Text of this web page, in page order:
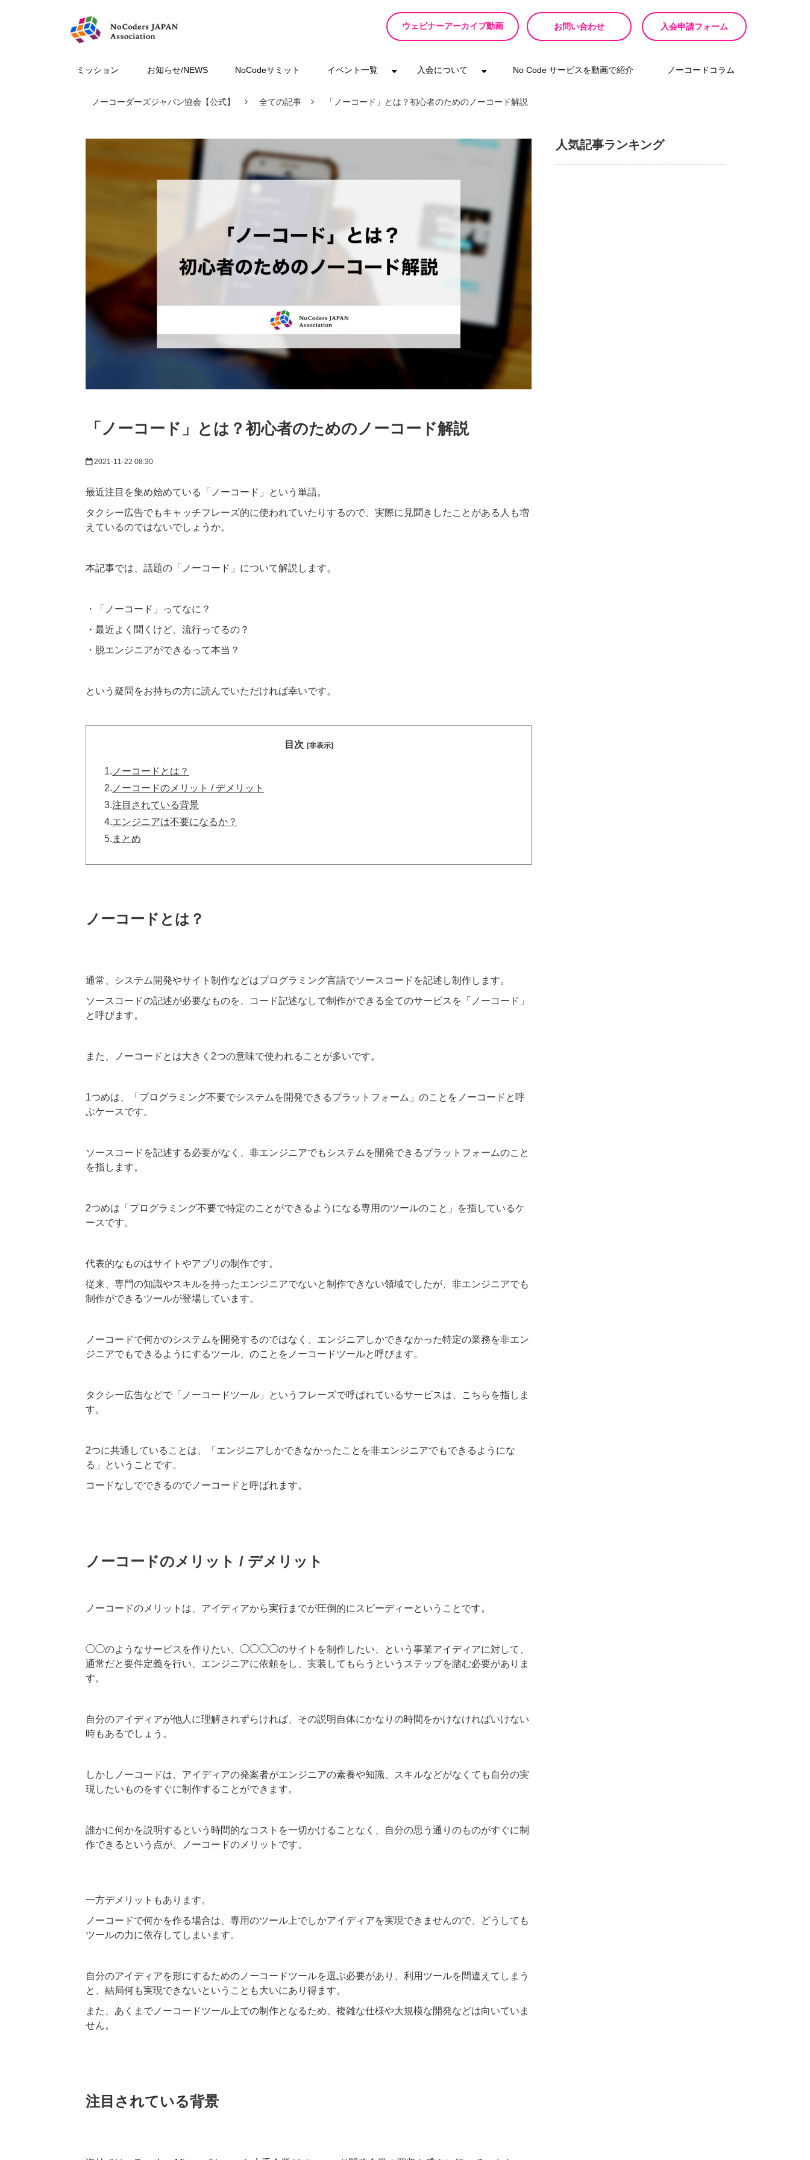
ウェビナーアーカイブ動画 お問い合わせ 入会申請フォーム
ミッション お知らせ/NEWS NoCodeサミット イベント一覧 入会について No Code サービスを動画で紹介 ノーコードコラム
ノーコーダーズジャパン協会【公式】 全ての記事 「ノーコード」とは？初心者のためのノーコード解説
「ノーコード」とは？初心者のためのノーコード解説
2021-11-22 08:30
最近注目を集め始めている「ノーコード」という単語。
タクシー広告でもキャッチフレーズ的に使われていたりするので、実際に見聞きしたことがある人も増
えているのではないでしょうか。
本記事では、話題の「ノーコード」について解説します。
・「ノーコード」ってなに？
・最近よく聞くけど、流行ってるの？
・脱エンジニアができるって本当？
という疑問をお持ちの方に読んでいただければ幸いです。
目次 [非表示]
1. ノーコードとは？
2. ノーコードのメリット / デメリット
3.注目されている背景
4.エンジニアは不要になるか？
5. まとめ
ノーコードとは？
通常、システム開発やサイト制作などはプログラミング言語でソースコードを記述し制作します。
ソースコードの記述が必要なものを、コード記述なしで制作ができる全てのサービスを「ノーコード」
と呼びます。
また、ノーコードとは大きく2つの意味で使われることが多いです。
1つめは、「プログラミング不要でシステムを開発できるプラットフォーム」のことをノーコードと呼
ぶケースです。
ソースコードを記述する必要がなく、非エンジニアでもシステムを開発できるプラットフォームのこと
を指します。
2つめは「プログラミング不要で特定のことができるようになる専用のツールのこと」を指しているケ
ースです。
代表的なものはサイトやアプリの制作です。
従来、専門の知識やスキルを持ったエンジニアでないと制作できない領域でしたが、非エンジニアでも
制作ができるツールが登場しています。
ノーコードで何かのシステムを開発するのではなく、エンジニアしかできなかった特定の業務を非エン
ジニアでもできるようにするツール、のことをノーコードツールと呼びます。
タクシー広告などで「ノーコードツール」というフレーズで呼ばれているサービスは、こちらを指しま
す。
2つに共通していることは、「エンジニアしかできなかったことを非エンジニアでもできるようにな
る」ということです。
コードなしでできるのでノーコードと呼ばれます。
ノーコードのメリット / デメリット
ノーコードのメリットは、アイディアから実行までが圧倒的にスピーディーということです。
◯◯のようなサービスを作りたい、◯◯◯◯のサイトを制作したい、という事業アイディアに対して、
通常だと要件定義を行い、エンジニアに依頼をし、実装してもらうというステップを踏む必要がありま
す。
自分のアイディアが他人に理解されずらければ、その説明自体にかなりの時間をかけなければいけない
時もあるでしょう。
しかしノーコードは、アイディアの発案者がエンジニアの素養や知識、スキルなどがなくても自分の実
現したいものをすぐに制作することができます。
誰かに何かを説明するという時間的なコストを一切かけることなく、自分の思う通りのものがすぐに制
作できるという点が、ノーコードのメリットです。
一方デメリットもあります。
ノーコードで何かを作る場合は、専用のツール上でしかアイディアを実現できませんので、どうしても
ツールの力に依存してしまいます。
自分のアイディアを形にするためのノーコードツールを選ぶ必要があり、利用ツールを間違えてしまう
と、結局何も実現できないということも大いにあり得ます。
また、あくまでノーコードツール上での制作となるため、複雑な仕様や大規模な開発などは向いていま
せん。
注目されている背景
人気記事ランキング